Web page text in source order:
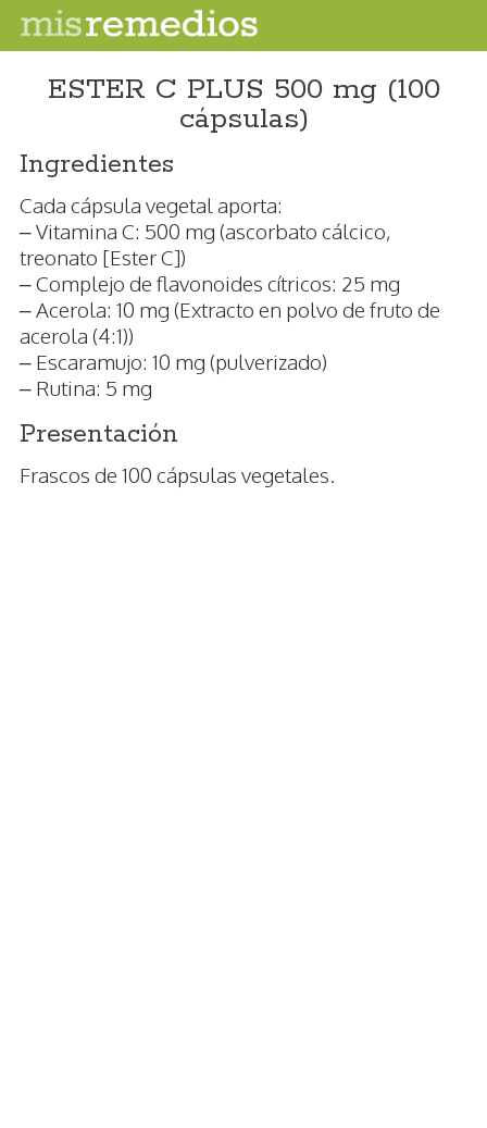
ESTER C PLUS 500 mg (100
cápsulas)
Ingredientes
Cada cápsula vegetal aporta:
– Vitamina C: 500 mg (ascorbato cálcico,
treonato [Ester C])
– Complejo de flavonoides cítricos: 25 mg
– Acerola: 10 mg (Extracto en polvo de fruto de
acerola (4:1))
– Escaramujo: 10 mg (pulverizado)
– Rutina: 5 mg
Presentación
Frascos de 100 cápsulas vegetales.